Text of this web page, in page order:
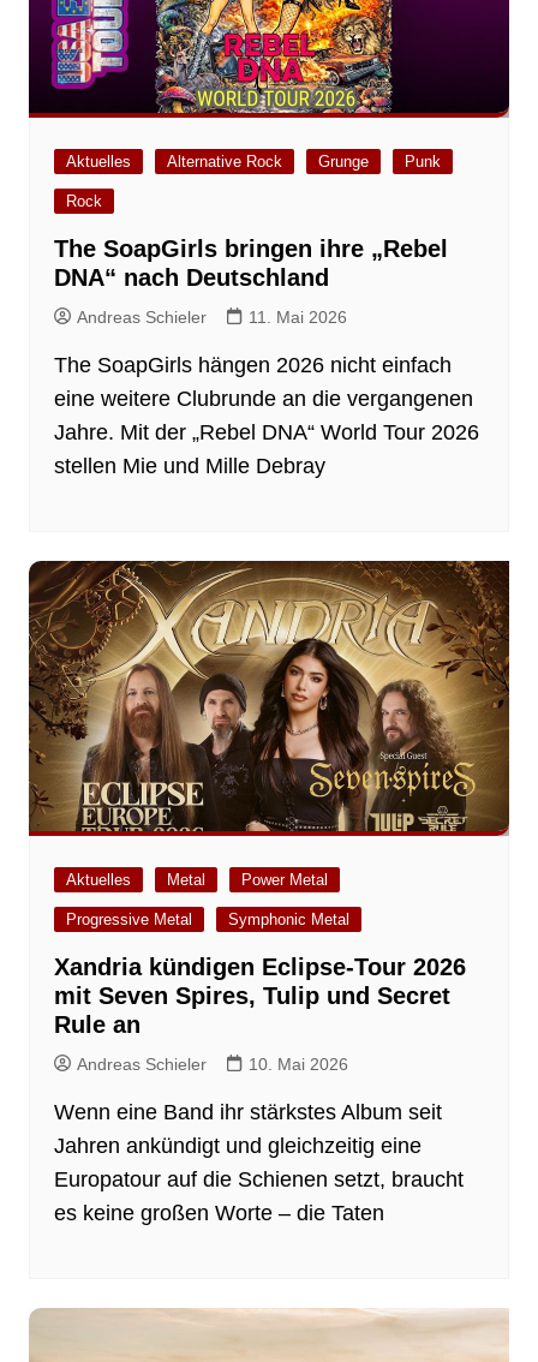
Aktuelles Alternative Rock Grunge Punk
Rock
The SoapGirls bringen ihre „Rebel
DNA“ nach Deutschland
Andreas Schieler 11. Mai 2026
The SoapGirls hängen 2026 nicht einfach
eine weitere Clubrunde an die vergangenen
Jahre. Mit der „Rebel DNA“ World Tour 2026
stellen Mie und Mille Debray
Aktuelles Metal Power Metal
Progressive Metal Symphonic Metal
Xandria kündigen Eclipse-Tour 2026
mit Seven Spires, Tulip und Secret
Rule an
Andreas Schieler 10. Mai 2026
Wenn eine Band ihr stärkstes Album seit
Jahren ankündigt und gleichzeitig eine
Europatour auf die Schienen setzt, braucht
es keine großen Worte – die Taten